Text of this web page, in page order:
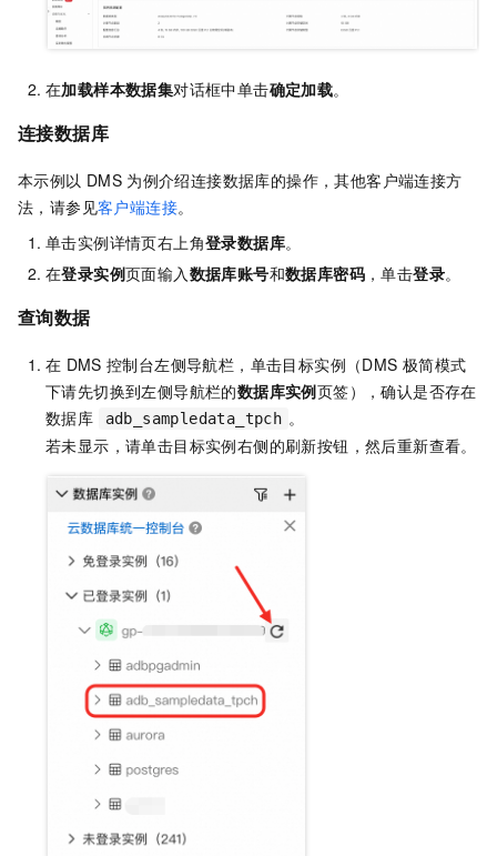
在加载样本数据集对话框中单击确定加载。
连接数据库
本示例以 DMS 为例介绍连接数据库的操作，其他客户端连接方
法，请参见客户端连接。
单击实例详情页右上角登录数据库。
在登录实例页面输入 数据库账号和数据库密码 ，单击登录。
查询数据
在 DMS 控制台左侧导航栏，单击目标实例（DMS 极简模式
下请先切换到左侧导航栏的数据库实例页签），确认是否存在
数据库
adb_sampledata_tpch 。
若未显示，请单击目标实例右侧的刷新按钮，然后重新查看。